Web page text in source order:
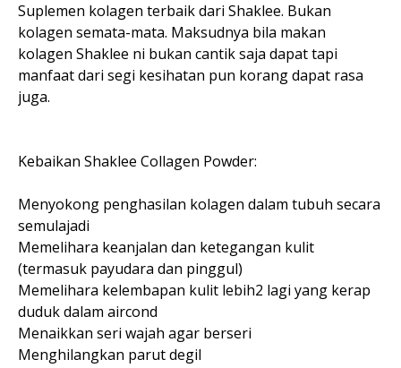
Suplemen kolagen terbaik dari Shaklee. Bukan
kolagen semata-mata. Maksudnya bila makan
kolagen Shaklee ni bukan cantik saja dapat tapi
manfaat dari segi kesihatan pun korang dapat rasa
juga.
Kebaikan Shaklee Collagen Powder:
Menyokong penghasilan kolagen dalam tubuh secara
semulajadi
Memelihara keanjalan dan ketegangan kulit
(termasuk payudara dan pinggul)
Memelihara kelembapan kulit lebih2 lagi yang kerap
duduk dalam aircond
Menaikkan seri wajah agar berseri
Menghilangkan parut degil